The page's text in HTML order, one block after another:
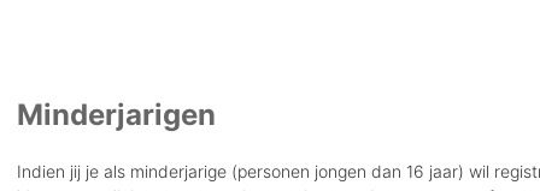
Minderjarigen
Indien jij je als minderjarige (personen jongen dan 16 jaar) wil